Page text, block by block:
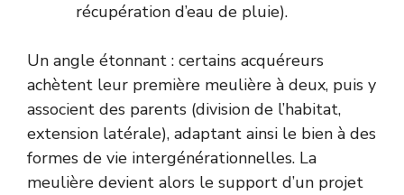
récupération d’eau de pluie).
Un angle étonnant : certains acquéreurs
achètent leur première meulière à deux, puis y
associent des parents (division de l’habitat,
extension latérale), adaptant ainsi le bien à des
formes de vie intergénérationnelles. La
meulière devient alors le support d’un projet